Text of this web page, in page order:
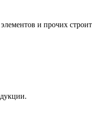
и прочих